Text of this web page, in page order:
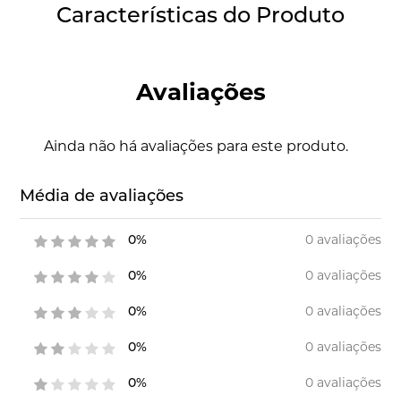
Características do Produto
Avaliações
Ainda não há avaliações para este produto.
Média de avaliações
0% 0 avaliações
0% 0 avaliações
0% 0 avaliações
0% 0 avaliações
0% 0 avaliações